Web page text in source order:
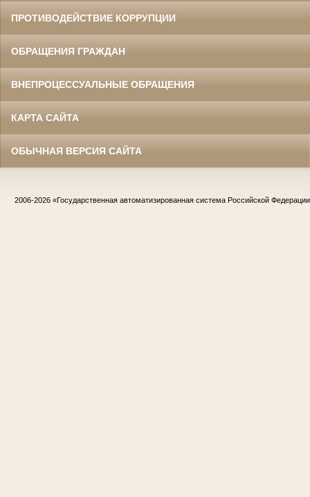
ПРОТИВОДЕЙСТВИЕ КОРРУПЦИИ
ОБРАЩЕНИЯ ГРАЖДАН
ВНЕПРОЦЕССУАЛЬНЫЕ ОБРАЩЕНИЯ
КАРТА САЙТА
ОБЫЧНАЯ ВЕРСИЯ САЙТА
2006-2026 «Государственная автоматизированная система Российской